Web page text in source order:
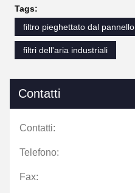
Tags:
filtro pieghettato dal pannello
filtri dell'aria industriali
Contatti
Contatti:
Telefono:
Fax: